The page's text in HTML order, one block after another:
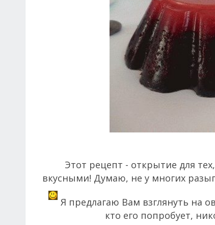
Этот рецепт - открытие для
вкусными! Думаю, не у многих
Я предлагаю Вам взглянуть на
кто его попробует,